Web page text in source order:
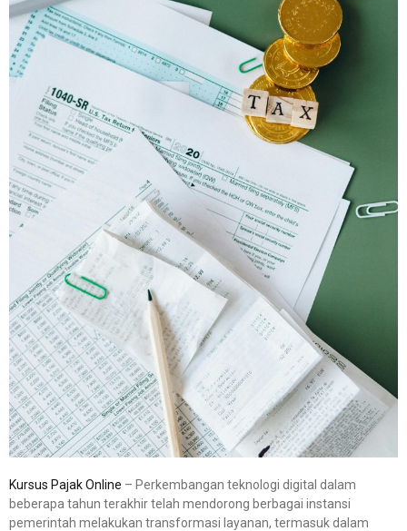
Kursus Pajak Online – Perkembangan teknologi digital dalam
beberapa tahun terakhir telah mendorong berbagai instansi
pemerintah melakukan transformasi layanan, termasuk dalam